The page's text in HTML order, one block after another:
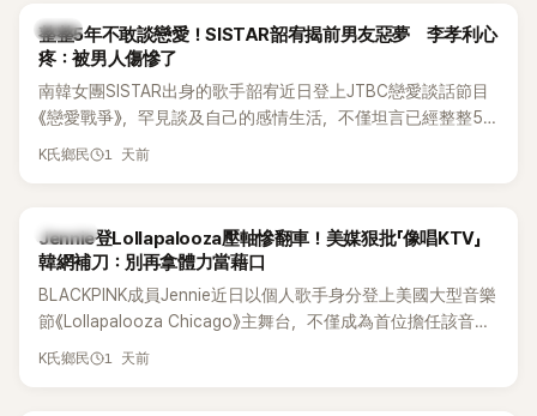
韓星
整整5年不敢談戀愛！SISTAR韶宥揭前男友惡夢 李孝利心
疼：被男人傷慘了
南韓女團SISTAR出身的歌手韶宥近日登上JTBC戀愛談話節目
《戀愛戰爭》，罕見談及自己的感情生活，不僅坦言已經整整5
年沒有談戀愛，更首度透露空窗至今的原因，全與上一段戀情
K氏鄉民 1 天前
K-POP
Jennie登Lollapalooza壓軸慘翻車！美媒狠批「像唱KTV」
韓網補刀：別再拿體力當藉口
BLACKPINK成員Jennie近日以個人歌手身分登上美國大型音樂
節《Lollapalooza Chicago》主舞台，不僅成為首位擔任該音樂
節Headliner（壓軸主秀）的K-POP女SOLO歌手，寫下全新紀
K氏鄉民 1 天前